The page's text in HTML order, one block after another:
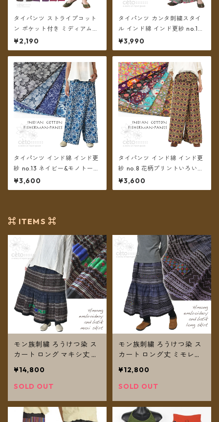
タイパンツ ストライプコット
ン ポケット付き ミディアム丈
6カラー【メール便送料無料】
¥2,190
タイパンツ カンタ刺繍スタイ
ル インド綿 インド更紗 no.1
フラワープリント 4タイプ ロ
ング丈【メール便送料無料】
¥3,990
タイパンツ インド綿 インド更
紗 no.13 ネイビー&モノトーン
フラワープリント 3タイプ全4
カラー ロング丈【メール便送
¥3,600
タイパンツ インド綿 インド更
紗 no.8 花柄プリントいろいろ
7タイプ ロング丈【メール便送
料無料】
¥3,600
⌘ ITEMS ⌘
モン族刺繍 ろうけつ染 ス
カート ロング マキシ丈 C
¥14,800
SOLD OUT
モン族刺繍 ろうけつ染 ス
カート ロング丈 ミモレ丈
¥12,800
SOLD OUT